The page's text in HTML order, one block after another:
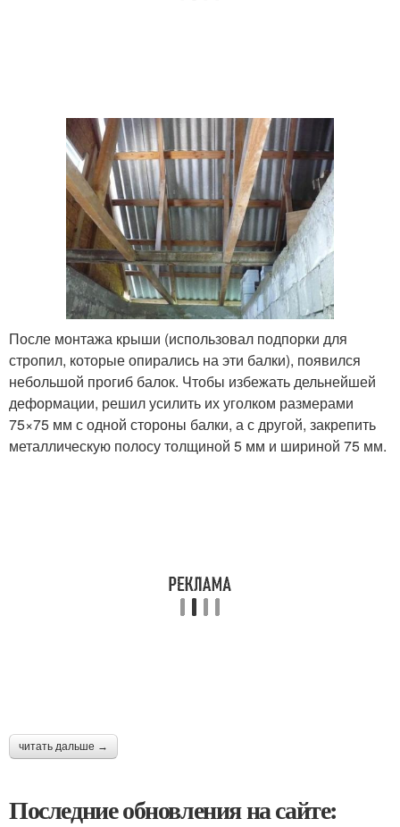
После монтажа крыши (использовал подпорки для
стропил, которые опирались на эти балки), появился
небольшой прогиб балок. Чтобы избежать дельнейшей
деформации, решил усилить их уголком размерами
75×75 мм с одной стороны балки, а с другой, закрепить
металлическую полосу толщиной 5 мм и шириной 75 мм.
читать дальше →
Последние обновления на сайте: